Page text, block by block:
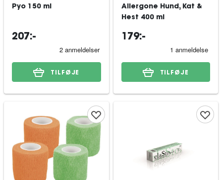
Pyo 150 ml
207:-
TILFØJE
Allergone Hund, Kat &
Hest 400 ml
179:-
TILFØJE